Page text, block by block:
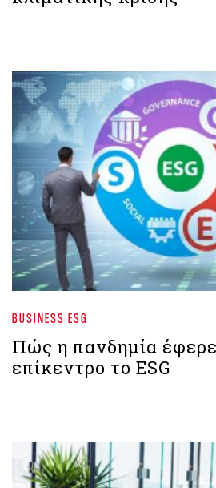
BUSINESS ESG
Πώς η πανδημία
επίκεντρο το ESG